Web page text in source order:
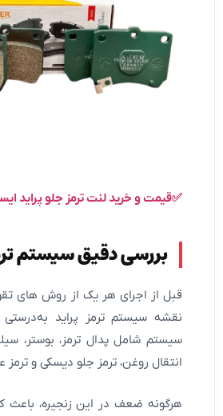
✅قیمت و خرید لنت ترمز جلو پراید
بررسی دقیق سیستم
قبل از اجرای هر یک از روش های
نقشه سیستم ترمز پراید
سیستم شامل پدال ترمز، بوستر،
انتقال روغن، ترمز جلو دیسکی و
هرگونه ضعف در این زنجیره، باعث